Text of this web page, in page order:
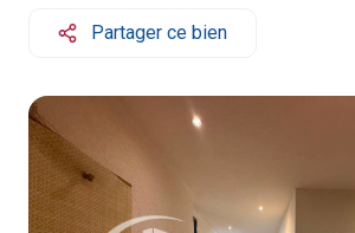
commerciaux
agence
Contact
Partager ce bien